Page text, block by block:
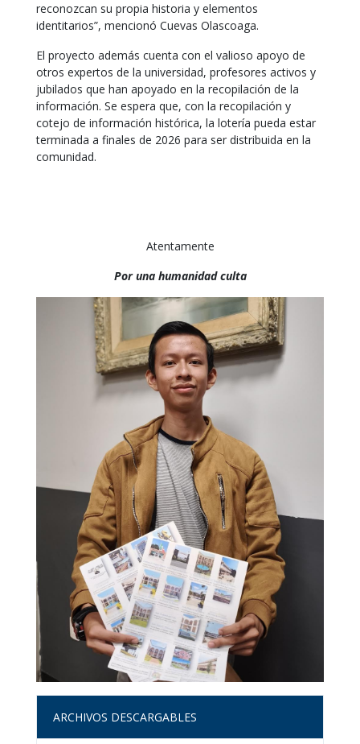
reconozcan su propia historia y elementos
identitarios”, mencionó Cuevas Olascoaga.
El proyecto además cuenta con el valioso apoyo de
otros expertos de la universidad, profesores activos y
jubilados que han apoyado en la recopilación de la
información. Se espera que, con la recopilación y
cotejo de información histórica, la lotería pueda estar
terminada a finales de 2026 para ser distribuida en la
comunidad.
Atentamente
Por una humanidad culta
ARCHIVOS DESCARGABLES